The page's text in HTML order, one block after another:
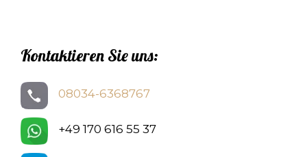
Kontaktieren Sie uns:
08034-6368767
+49 170 616 55 37